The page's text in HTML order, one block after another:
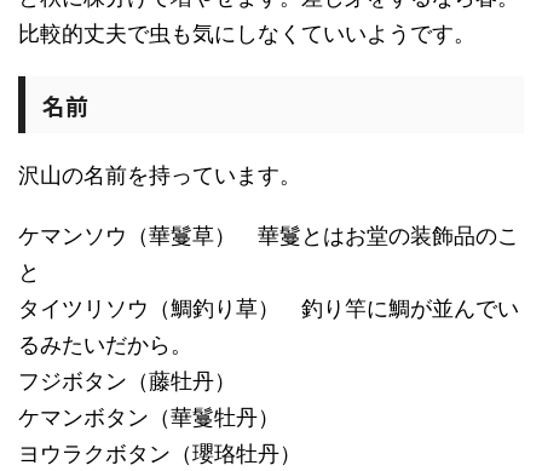
比較的丈夫で虫も気にしなくていいようです。
名前
沢山の名前を持っています。
ケマンソウ（華鬘草） 華鬘とはお堂の装飾品のこ
と
タイツリソウ（鯛釣り草） 釣り竿に鯛が並んでい
るみたいだから。
フジボタン（藤牡丹）
ケマンボタン（華鬘牡丹）
ヨウラクボタン（瓔珞牡丹）